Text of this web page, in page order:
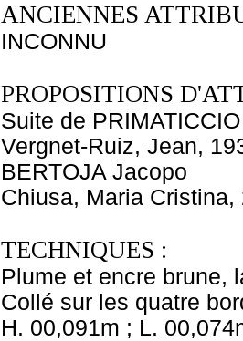
ANCIENNES
INCONNU
PROPOSITIONS
Suite de
Vergnet-Ruiz, Jean,
BERTOJA Jacopo
Chiusa, Maria Cristina,
TECHNIQUES :
Plume et encre brune,
Collé sur les quatre
H. 00,091m ; L.